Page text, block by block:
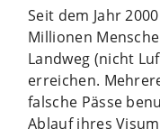
Seit dem Jahr
Millionen
Landweg (nicht
erreichen.
falsche Pässe
Ablauf ihres